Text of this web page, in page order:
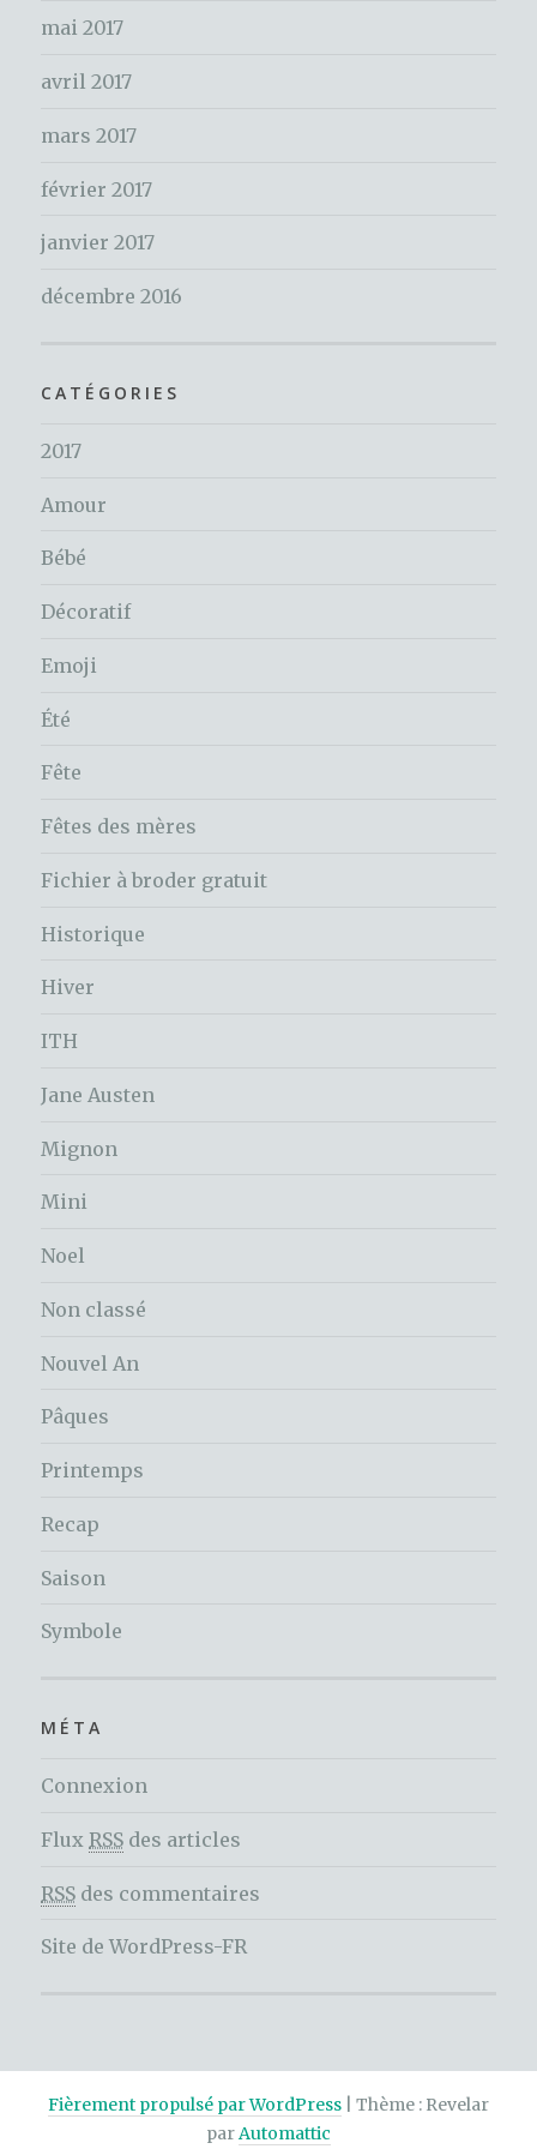
mai 2017
avril 2017
mars 2017
février 2017
janvier 2017
décembre 2016
CATÉGORIES
2017
Amour
Bébé
Décoratif
Emoji
Été
Fête
Fêtes des mères
Fichier à broder gratuit
Historique
Hiver
ITH
Jane Austen
Mignon
Mini
Noel
Non classé
Nouvel An
Pâques
Printemps
Recap
Saison
Symbole
MÉTA
Connexion
Flux RSS des articles
RSS des commentaires
Site de WordPress-FR
Fièrement propulsé par WordPress
Thème : Revelar
parAutomattic